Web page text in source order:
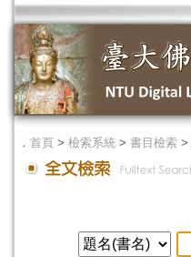
． 首頁 > 檢索系統 > 書目檢索 >